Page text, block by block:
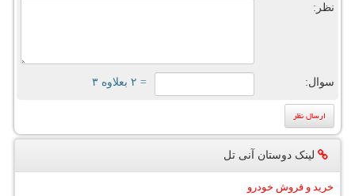
نظر:
سوال: = ۲ بعلاوه ۳
لینک دوستان آنی تل
خرید و فروش خودرو